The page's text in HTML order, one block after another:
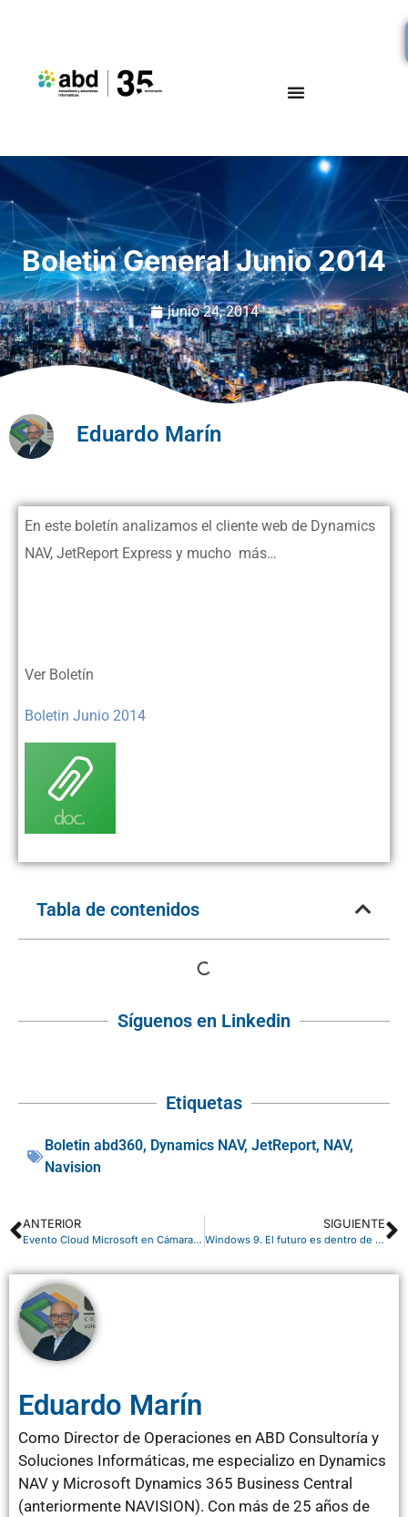
Boletin General Junio 2014
junio 24, 2014
Eduardo Marín
En este boletín analizamos el cliente web de Dynamics
NAV, JetReport Express y mucho más…
Ver Boletín
Boletin Junio 2014
Tabla de contenidos
Síguenos en Linkedin
Etiquetas
Boletin abd360, Dynamics NAV, JetReport, NAV,
Navision
ANTERIOR
Evento Cloud Microsoft en Cámara de Sevilla
SIGUIENTE
Windows 9. El futuro es dentro de un año.
Eduardo Marín
Como Director de Operaciones en ABD Consultoría y
Soluciones Informáticas, me especializo en Dynamics
NAV y Microsoft Dynamics 365 Business Central
(anteriormente NAVISION). Con más de 25 años de